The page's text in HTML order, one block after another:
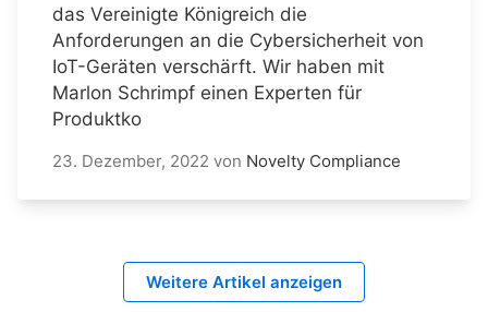
das Vereinigte Königreich die
Anforderungen an die Cybersicherheit von
IoT-Geräten verschärft. Wir haben mit
Marlon Schrimpf einen Experten für
Produktko
23. Dezember, 2022 von Novelty Compliance
Weitere Artikel anzeigen